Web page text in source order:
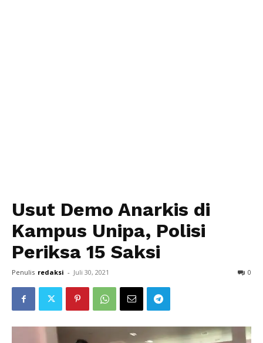
Usut Demo Anarkis di
Kampus Unipa, Polisi
Periksa 15 Saksi
Penulis redaksi - Juli 30, 2021 0